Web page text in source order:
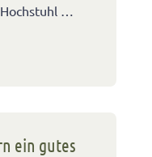
…
ein gutes